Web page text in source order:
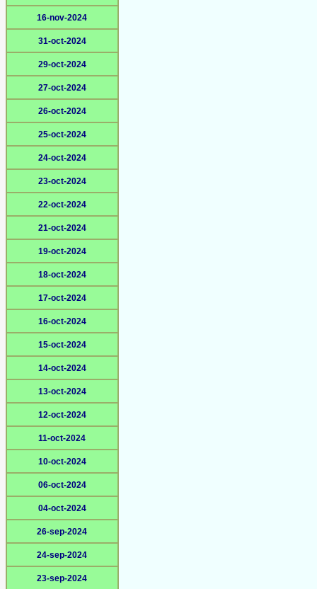
16-nov-2024
31-oct-2024
29-oct-2024
27-oct-2024
26-oct-2024
25-oct-2024
24-oct-2024
23-oct-2024
22-oct-2024
21-oct-2024
19-oct-2024
18-oct-2024
17-oct-2024
16-oct-2024
15-oct-2024
14-oct-2024
13-oct-2024
12-oct-2024
11-oct-2024
10-oct-2024
06-oct-2024
04-oct-2024
26-sep-2024
24-sep-2024
23-sep-2024